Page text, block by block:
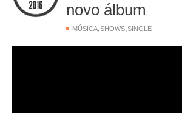
novo álbum
MÚSICA,SHOWS,SINGLE